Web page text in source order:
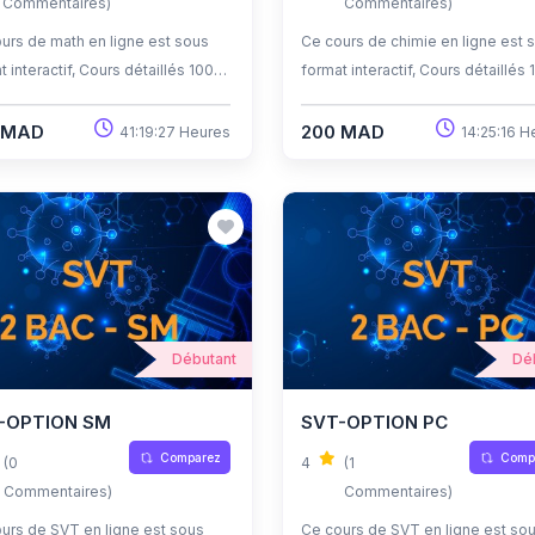
de math en ligne est sous
interactif, Cours détaillés 100%
et des quiz corrigés , qui
rythme grâce à l'auto-
et l'auto-évaluation.
41:19:27 Heures
Ce cours de chimie en ligne est
format interactif, Cours détaillés
exercices et des quiz corrigés ,
propre rythme grâce à l'auto-
apprentissage et l'auto-
200 MAD 14:25:16
Débutant
SM
(0
Commentaires)
Comparez
de SVT en ligne est sous
SVT-OPTION PC
4
(1
Commentaires)
Ce cours de SVT en ligne est